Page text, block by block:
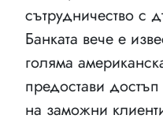
сътрудничество с
Банката вече е
голяма
предостави
на заможни